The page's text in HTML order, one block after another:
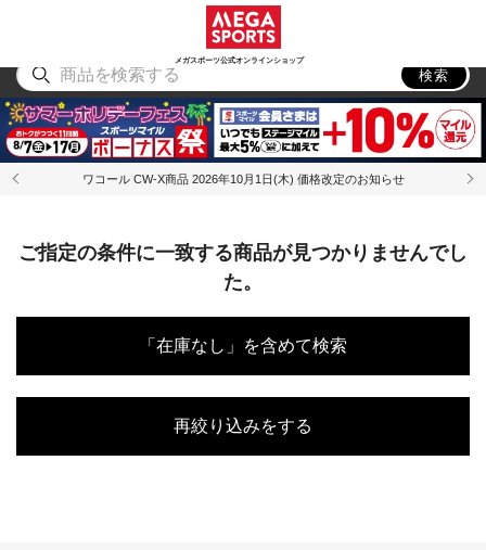
メガスポーツ公式オンラインショップ
アウトドア
検索
ワコール CW-X商品 2026年10月1日(木) 価格改定のお知らせ
ご指定の条件に一致する商品が見つかりませんでし
た。
「在庫なし」を含めて検索
再絞り込みをする